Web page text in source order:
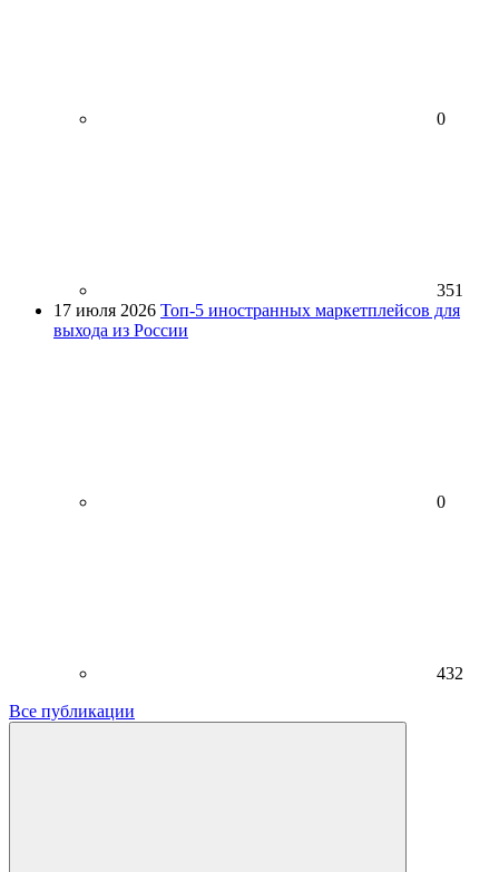
0
351
17 июля 2026 Топ-5 иностранных маркетплейсов для
выхода из России
0
432
Все публикации